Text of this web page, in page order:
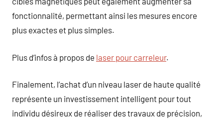
fonctionnalité, permettant ainsi les mesures encore
plus exactes et plus simples.
Plus d’infos à propos de laser pour carreleur.
Finalement, l’achat d’un niveau laser de haute qualité
représente un investissement intelligent pour tout
individu désireux de réaliser des travaux de précision,